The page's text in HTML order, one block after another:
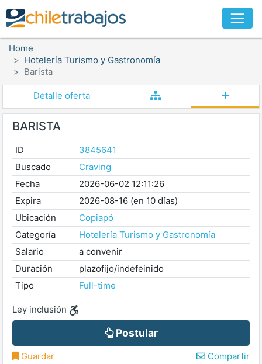
Home
Hotelería Turismo y Gastronomía
Barista
Detalle oferta
BARISTA
ID
3845641
Buscado
Craving
Fecha
2026-06-02 12:11:26
Expira
2026-08-16 (en 10 días)
Ubicación
Copiapó
Categoría
Hotelería Turismo y Gastronomía
Salario
a convenir
Duración
plazofijo/indefeinido
Tipo
Full-time
Ley inclusión
Postular
Guardar Compartir